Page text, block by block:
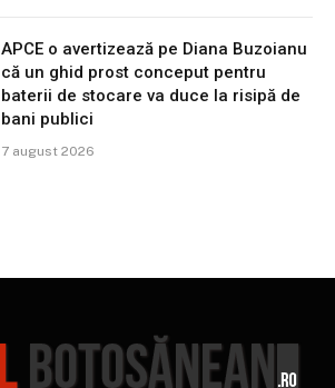
APCE o avertizează pe Diana Buzoianu
că un ghid prost conceput pentru
baterii de stocare va duce la risipă de
bani publici
7 august 2026